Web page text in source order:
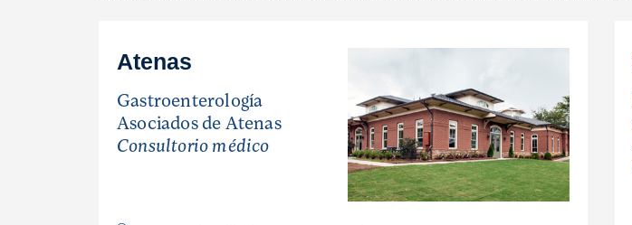
Atenas
Gastroenterología
Asociados de Atenas
Consultorio médico